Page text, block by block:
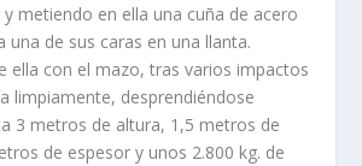
metiendo en ella una cuña de acero
una de sus caras en una llanta.
ella con el mazo, tras varios impactos
limpiamente, desprendién­dose
3 metros de altura, 1,5 metros de
de espesor y unos 2.800 kg. de